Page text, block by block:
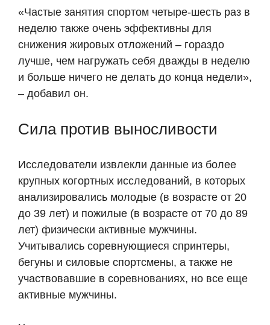
«Частые занятия спортом четыре-шесть раз в
неделю также очень эффективны для
снижения жировых отложений – гораздо
лучше, чем нагружать себя дважды в неделю
и больше ничего не делать до конца недели»,
– добавил он.
Сила против выносливости
Исследователи извлекли данные из более
крупных когортных исследований, в которых
анализировались молодые (в возрасте от 20
до 39 лет) и пожилые (в возрасте от 70 до 89
лет) физически активные мужчины.
Учитывались соревнующиеся спринтеры,
бегуны и силовые спортсмены, а также не
участвовавшие в соревнованиях, но все еще
активные мужчины.